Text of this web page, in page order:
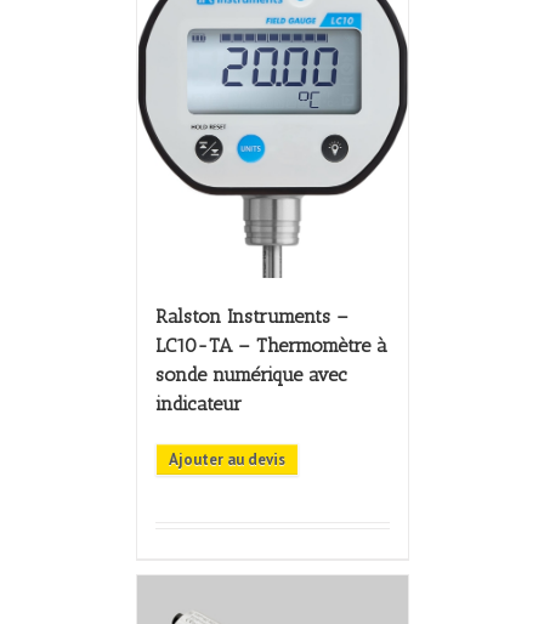
Ralston Instruments –
LC10-TA – Thermomètre à
sonde numérique avec
indicateur
Ajouter au devis